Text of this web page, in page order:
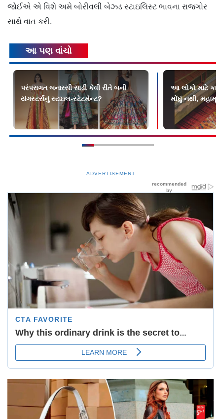
જોઈએ એ વિશે અમે બોરીવલી બેઝ્ડ સ્ટાઇલિસ્ટ ભાવના રાજગોર
સાથે વાત કરી.
આ પણ વાંચો
પરંપરાગત બનારસી સાડી કેવી રીતે બની
યંગસ્ટર્સનું સ્ટાઇલ-સ્ટેટમેન્ટ?
આ લોકો માટે
મોંઘું નથી,
ADVERTISEMENT